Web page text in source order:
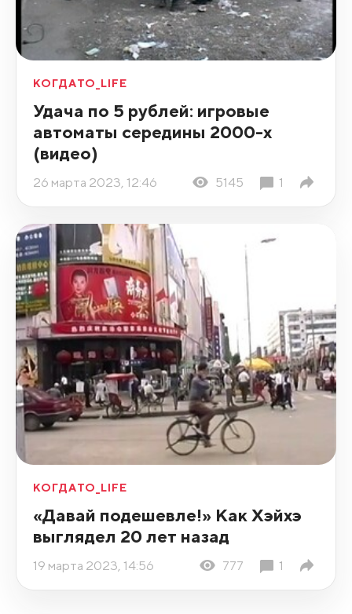
КОГДАТО_LIFE
Удача по 5 рублей: игровые
автоматы середины 2000-х
(видео)
26 марта 2023, 12:46 5145 1
КОГДАТО_LIFE
«Давай подешевле!» Как Хэйхэ
выглядел 20 лет назад
19 марта 2023, 14:56 777 1